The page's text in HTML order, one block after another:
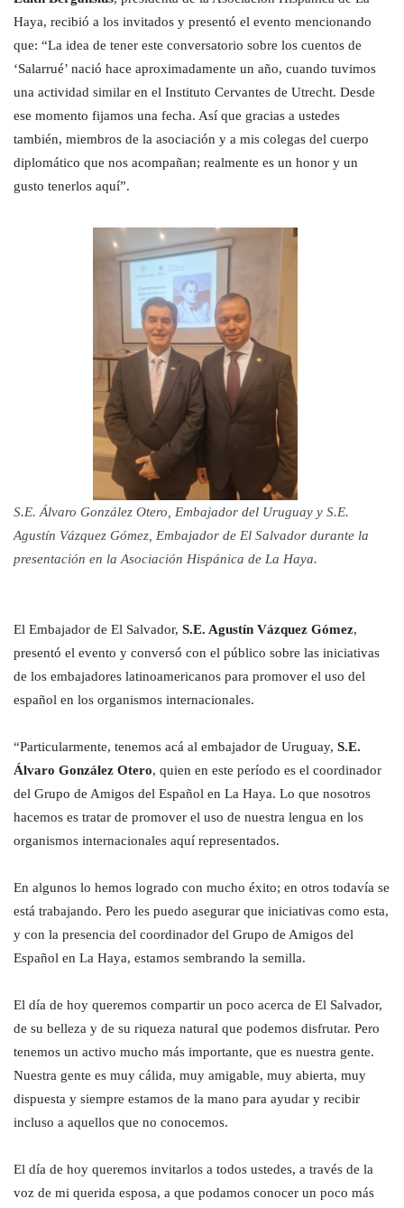
Haya, recibió a los invitados y presentó el evento mencionando
que: “La idea de tener este conversatorio sobre los cuentos de
‘Salarrué’ nació hace aproximadamente un año, cuando tuvimos
una actividad similar en el Instituto Cervantes de Utrecht. Desde
ese momento fijamos una fecha. Así que gracias a ustedes
también, miembros de la asociación y a mis colegas del cuerpo
diplomático que nos acompañan; realmente es un honor y un
gusto tenerlos aquí”.
S.E. Álvaro González Otero, Embajador del Uruguay y S.E.
Agustín Vázquez Gómez, Embajador de El Salvador durante la
presentación en la Asociación Hispánica de La Haya.
El Embajador de El Salvador, S.E. Agustín Vázquez Gómez,
presentó el evento y conversó con el público sobre las iniciativas
de los embajadores latinoamericanos para promover el uso del
español en los organismos internacionales.
“Particularmente, tenemos acá al embajador de Uruguay, S.E.
Álvaro González Otero, quien en este período es el coordinador
del Grupo de Amigos del Español en La Haya. Lo que nosotros
hacemos es tratar de promover el uso de nuestra lengua en los
organismos internacionales aquí representados.
En algunos lo hemos logrado con mucho éxito; en otros todavía se
está trabajando. Pero les puedo asegurar que iniciativas como esta,
y con la presencia del coordinador del Grupo de Amigos del
Español en La Haya, estamos sembrando la semilla.
El día de hoy queremos compartir un poco acerca de El Salvador,
de su belleza y de su riqueza natural que podemos disfrutar. Pero
tenemos un activo mucho más importante, que es nuestra gente.
Nuestra gente es muy cálida, muy amigable, muy abierta, muy
dispuesta y siempre estamos de la mano para ayudar y recibir
incluso a aquellos que no conocemos.
El día de hoy queremos invitarlos a todos ustedes, a través de la
voz de mi querida esposa, a que podamos conocer un poco más